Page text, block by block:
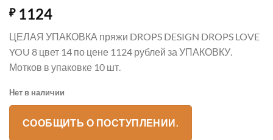
₽1124
ЦЕЛАЯ УПАКОВКА пряжи DROPS DESIGN DROPS LOVE
YOU 8 цвет 14 по цене 1124 рублей за УПАКОВКУ.
Мотков в упаковке 10 шт.
Нет в наличии
СООБЩИТЬ О ПОСТУПЛЕНИИ.